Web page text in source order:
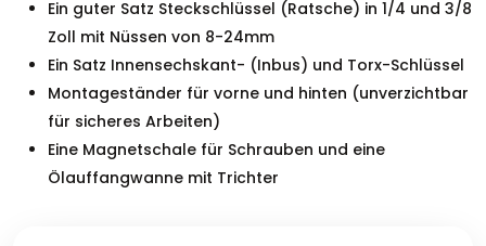
Ein guter Satz Steckschlüssel (Ratsche) in 1/4 und 3/8
Zoll mit Nüssen von 8-24mm
Ein Satz Innensechskant- (Inbus) und Torx-Schlüssel
Montageständer für vorne und hinten (unverzichtbar
für sicheres Arbeiten)
Eine Magnetschale für Schrauben und eine
Ölauffangwanne mit Trichter